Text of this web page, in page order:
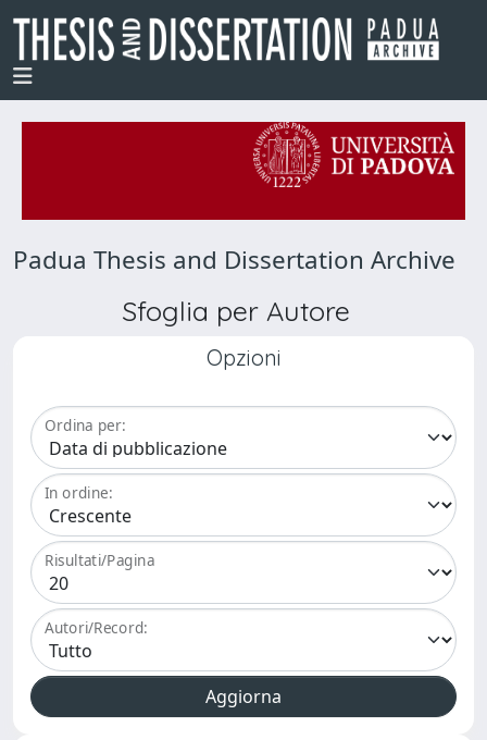
Padua Thesis and Dissertation Archive
Sfoglia per Autore
Opzioni
Ordina per:
In ordine:
Risultati/Pagina
Autori/Record: